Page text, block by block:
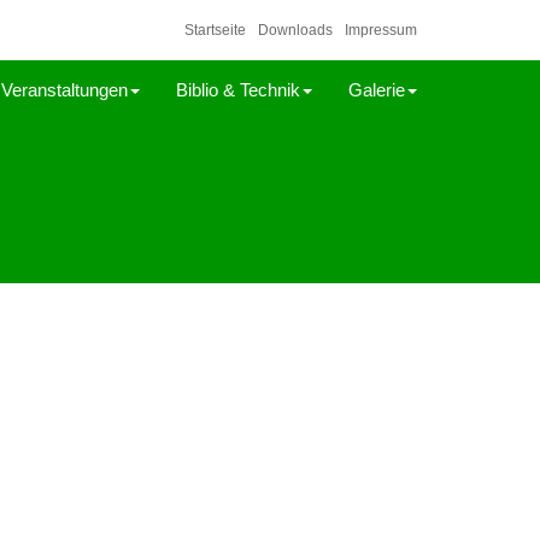
Biblio & Technik Galerie
Startseite Downloads Impressum